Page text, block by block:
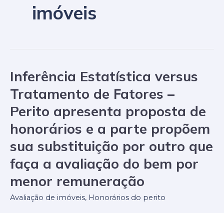
imóveis
Inferência Estatística versus
Tratamento de Fatores –
Perito apresenta proposta de
honorários e a parte propõem
sua substituição por outro que
faça a avaliação do bem por
menor remuneração
Avaliação de imóveis, Honorários do perito
Inferência
Estatística
versus
Tratamento
de
Perito
apresenta
proposta